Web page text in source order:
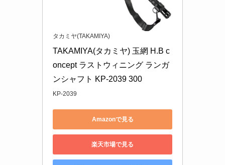
タカミヤ(TAKAMIYA)
TAKAMIYA(タカミヤ) 玉網 H.B c
oncept ラストウィニング ランガ
ンシャフト KP-2039 300
KP-2039
Amazonで見る
楽天市場で見る